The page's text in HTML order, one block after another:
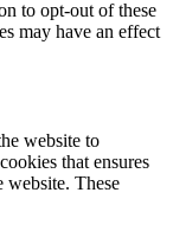
to opt-out of these
may have an effect
website to
that ensures
website. These